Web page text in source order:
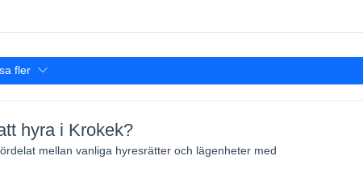
fler
hyra i Krokek?
mellan vanliga hyresrätter och lägenheter med